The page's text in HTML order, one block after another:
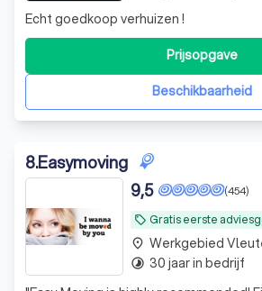
Echt goedkoop verhuizen !
Beschikbaarheid
Prijsopgave
8.Easymoving
local_offer Gratis eerste
(454)
9,5
place Werkgebied
timelapse 30 jaar in bedrijf